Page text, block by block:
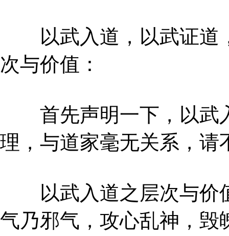
以武入道，以武证道
次与价值：
首先声明一下，以武
理，与道家毫无关系，请
以武入道之层次与价
气乃邪气，攻心乱神，毁